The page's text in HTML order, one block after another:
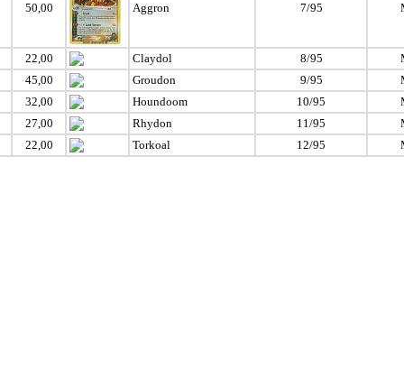
50,00 Aggron 7/95
22,00 Claydol 8/95
45,00 Groudon 9/95
32,00 Houndoom 10/95
27,00 Rhydon 11/95
22,00 Torkoal 12/95